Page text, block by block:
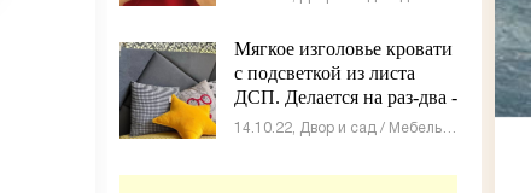
Мягкое изголовье кровати
с подсветкой из листа
ДСП. Делается на раз-два -
«Мебель»